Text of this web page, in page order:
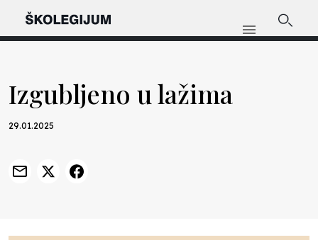
Izgubljeno u lažima
29.01.2025